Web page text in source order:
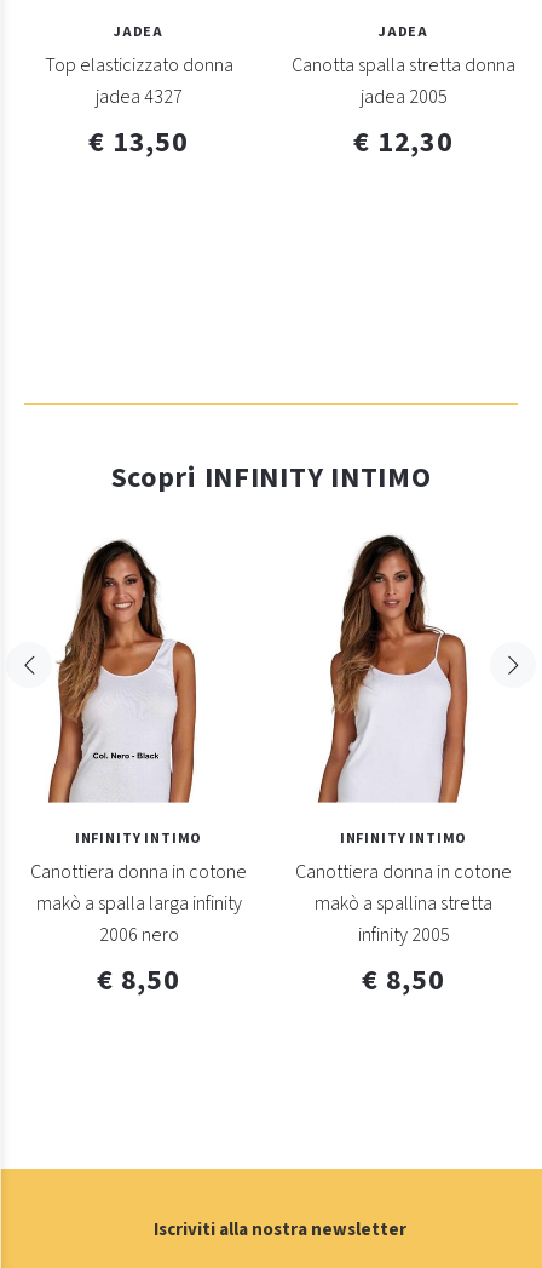
JADEA
Top elasticizzato donna
jadea 4327
€ 13,50
JADEA
Canotta spalla stretta donna
jadea 2005
€ 12,30
Scopri INFINITY INTIMO
INFINITY INTIMO
Canottiera donna in cotone
makò a spalla larga infinity
2006 nero
€ 8,50
INFINITY INTIMO
Canottiera donna in cotone
makò a spallina stretta
infinity 2005
€ 8,50
Iscriviti alla nostra newsletter